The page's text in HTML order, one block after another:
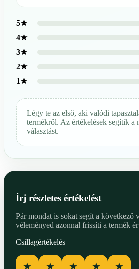
5★
4★
3★
2★
1★
Légy te az első, aki valódi
termékről. Az értékelések segítik a
választást.
Írj részletes értékelést
Pár mondat is sokat segít a következő
véleményed azonnal frissíti a termék
Csillagértékelés
★ ★ ★ ★ ★